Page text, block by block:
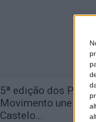
5ª edição dos
Movimento une 17
Castelo...